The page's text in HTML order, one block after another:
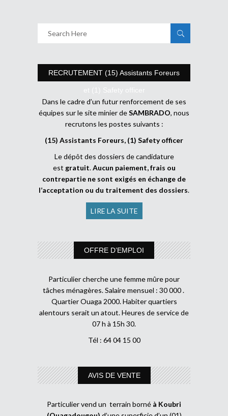
RECRUTEMENT (15) Assistants Foreurs
et (1) Safety officer
Dans le cadre d’un futur renforcement de ses
équipes sur le site minier deSAMBRADO, nous
recrutons les postes suivants :
(15) Assistants Foreurs, (1) Safety officer
Le dépôt des dossiers de candidature
est gratuit.Aucun paiement, frais ou
contrepartie ne sont exigés en échange de
l’acceptation ou du traitement des dossiers.
LIRE LA SUITE
OFFRE D’EMPLOI
Particulier cherche une femme mûre pour
tâches ménagères. Salaire mensuel : 30 000 .
Quartier Ouaga 2000. Habiter quartiers
alentours serait un atout. Heures de service de
07 h à 15h 30.
Tél : 64 04 15 00
AVIS DE VENTE
Particulier vend un terrain borné à Koubri